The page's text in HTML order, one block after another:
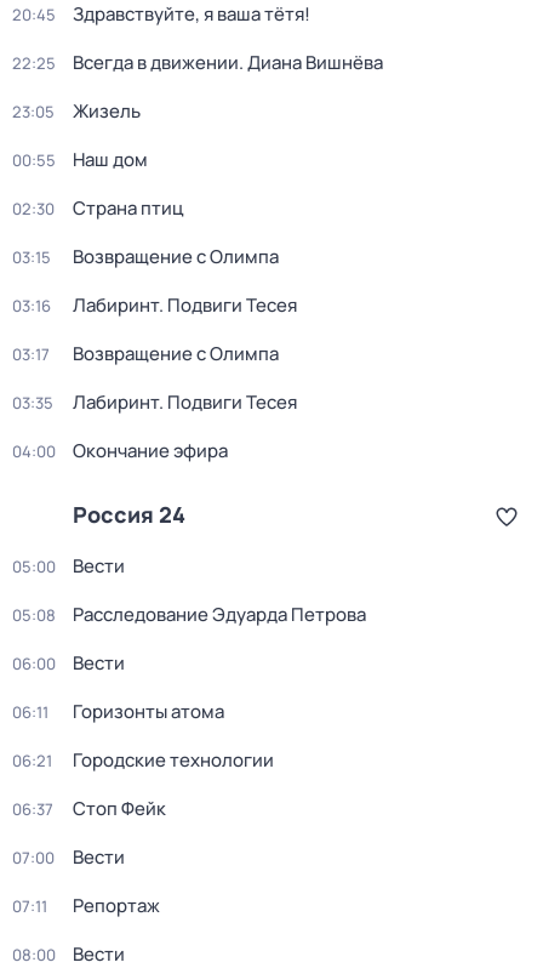
20:45 Здравствуйте, я ваша тётя!
22:25 Всегда в движении. Диана Вишнёва
23:05 Жизель
00:55 Наш дом
02:30 Страна птиц
03:15 Возвращение с Олимпа
03:16 Лабиринт. Подвиги Тесея
03:17 Возвращение с Олимпа
03:35 Лабиринт. Подвиги Тесея
04:00 Окончание эфира
Россия 24
05:00 Вести
05:08 Расследование Эдуарда Петрова
06:00 Вести
06:11 Горизонты атома
06:21 Городские технологии
06:37 Стоп Фейк
07:00 Вести
07:11 Репортаж
08:00 Вести